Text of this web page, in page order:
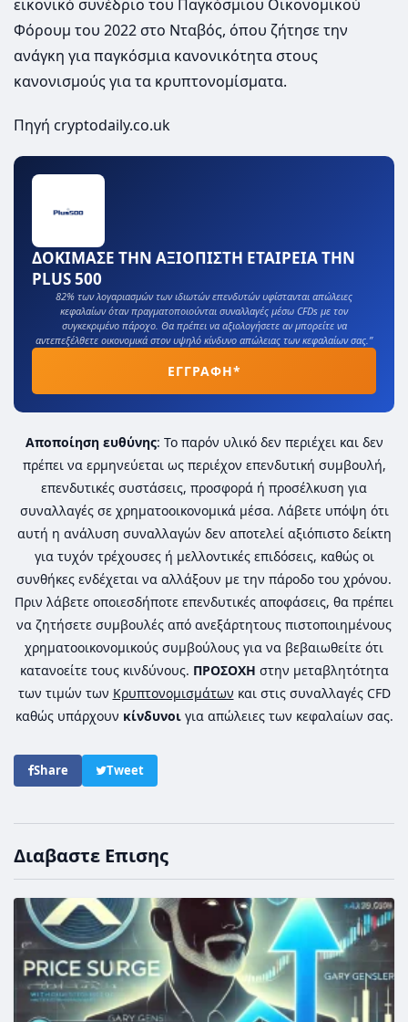
εικονικό συνέδριο του Παγκόσμιου Οικονομικού
Φόρουμ του 2022 στο Νταβός, όπου ζήτησε την
ανάγκη για παγκόσμια κανονικότητα στους
κανονισμούς για τα κρυπτονομίσματα.
Πηγή cryptodaily.co.uk
ΔΟΚΙΜΑΣΕ ΤΗΝ ΑΞΙΟΠΙΣΤΗ ΕΤΑΙΡΕΙΑ ΤΗΝ
PLUS 500
82% των λογαριασμών των ιδιωτών επενδυτών υφίστανται απώλειες
κεφαλαίων όταν πραγματοποιούνται συναλλαγές μέσω CFDs με τον
συγκεκριμένο πάροχο. Θα πρέπει να αξιολογήσετε αν μπορείτε να
αντεπεξέλθετε οικονομικά στον υψηλό κίνδυνο απώλειας των κεφαλαίων σας.”
ΕΓΓΡΑΦΗ*
Αποποίηση ευθύνης: Το παρόν υλικό δεν περιέχει και δεν
πρέπει να ερμηνεύεται ως περιέχον επενδυτική συμβουλή,
επενδυτικές συστάσεις, προσφορά ή προσέλκυση για
συναλλαγές σε χρηματοοικονομικά μέσα. Λάβετε υπόψη ότι
αυτή η ανάλυση συναλλαγών δεν αποτελεί αξιόπιστο δείκτη
για τυχόν τρέχουσες ή μελλοντικές επιδόσεις, καθώς οι
συνθήκες ενδέχεται να αλλάξουν με την πάροδο του χρόνου.
Πριν λάβετε οποιεσδήποτε επενδυτικές αποφάσεις, θα πρέπει
να ζητήσετε συμβουλές από ανεξάρτητους πιστοποιημένους
χρηματοοικονομικούς συμβούλους για να βεβαιωθείτε ότι
κατανοείτε τους κινδύνους. ΠΡΟΣΟΧΗ στην μεταβλητότητα
των τιμών των Κρυπτονομισμάτων και στις συναλλαγές CFD
καθώς υπάρχουν κίνδυνοιγια απώλειες των κεφαλαίων σας.
Share Tweet
Διαβαστε Επισης